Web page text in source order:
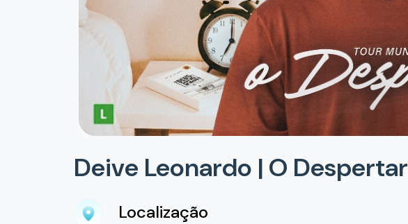
Deive Leonardo | O Despertar
Localização